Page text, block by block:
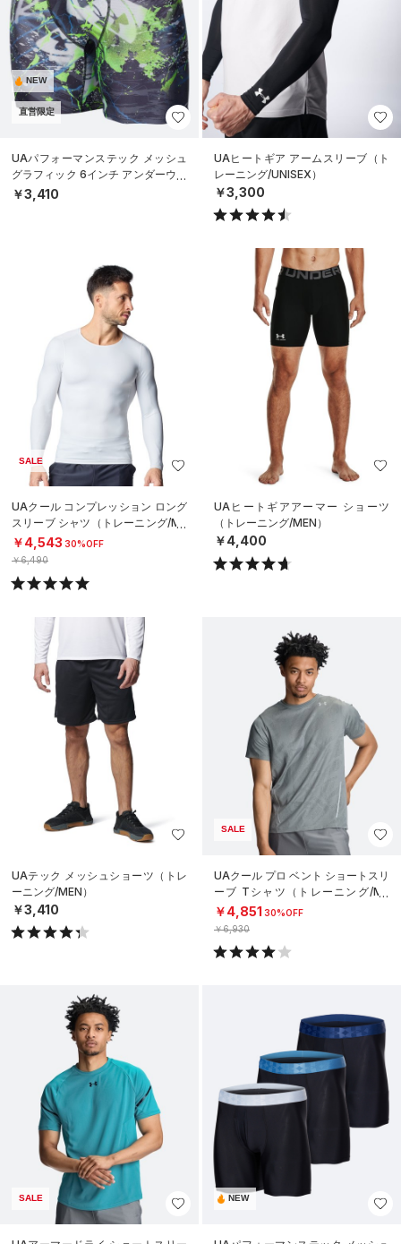
NEW
直営限定
UAパフォーマンステック メッシュ
グラフィック 6インチ アンダーウェ
ア（トレーニング/MEN）
￥3,410
UAヒートギア アームスリーブ（ト
レーニング/UNISEX）
￥3,300
SALE
UAクール コンプレッション ロング
スリーブ シャツ（トレーニング/ME
N）
￥4,543 30%OFF
￥6,490
UAヒートギアアーマー ショーツ
（トレーニング/MEN）
￥4,400
UAテック メッシュショーツ（トレ
ーニング/MEN）
￥3,410
SALE
UAクール プロ ベント ショートスリ
ーブ Tシャツ（トレーニング/ME
N）
￥4,851 30%OFF
￥6,930
SALE NEW